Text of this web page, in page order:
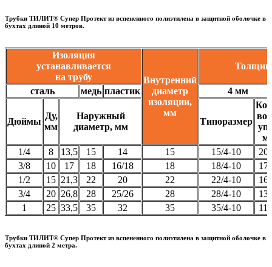
Трубки ТИЛИТ® Супер Протект из вспененного полиэтилена в защитной оболочке в
бухтах длиной 10 метров.
Изоляция
устанавливается
на трубу
Внутренний
диаметр
изоляции,
мм
сталь медь пластик 4 мм
Дюймы
Ду,
мм
Наружный
диаметр, мм
Типоразмер
во
м
1/4
8 13,5 15 14 15 15/4-10
3/8
10 17 18 16/18 18 18/4-10
1/2
15 21,3 22 20 22 22/4-10
3/4
20 26,8 28 25/26 28 28/4-10
1
25 33,5 35 32 35 35/4-10 110
Трубки ТИЛИТ® Супер Протект из вспененного полиэтилена в защитной оболочке в
бухтах длиной 2 метра.